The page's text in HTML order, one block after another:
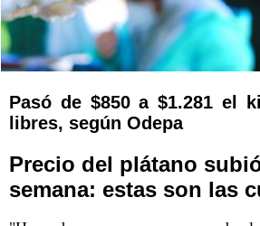
Pasó de $850 a $1.281 el
libres, según Odepa
Precio del plátano
semana: estas son las